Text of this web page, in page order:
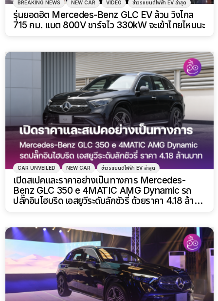
BREAKING NEWS NEW CAR VIDEO ข่าวรถยนต์ไฟฟ้า EV ล่าสุด
รุ่นยอดฮิต Mercedes-Benz GLC EV ล้วน วิ่งไกล
715 กม. แบต 800V ชาร์จไว 330kW จะเข้าไทยไหมนะ
CAR UNVEILED NEW CAR ข่าวรถยนต์ไฟฟ้า EV ล่าสุด
เปิดสเปคและราคาอย่างเป็นทางการ Mercedes-
Benz GLC 350 e 4MATIC AMG Dynamic รถ
ปลั๊กอินไฮบริด เอสยูวีระดับลักชัวรี่ ด้วยราคา 4.18 ล้าน